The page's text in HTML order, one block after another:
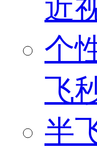
近
个
飞
半